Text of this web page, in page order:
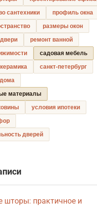
сантехники
профиль окна
размеры окон
ремонт ванной
садовая мебель
санкт-петербург
материалы
условия ипотеки
дверей
шторы: практичное и